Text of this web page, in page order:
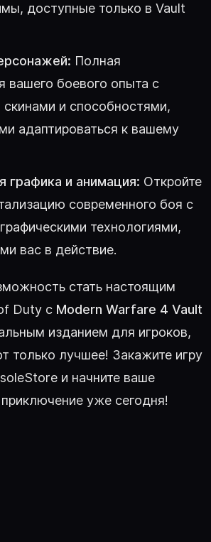
доступные только в Vault
Полная
вашего боевого опыта с
и способностями,
адаптироваться к вашему
графика и анимация: Откройте
современного боя с
технологиями,
вас в действие.
стать настоящим
Duty с Modern Warfare 4 Vault
изданием для игроков,
только лучшее! Закажите игру
и начните ваше
приключение уже сегодня!